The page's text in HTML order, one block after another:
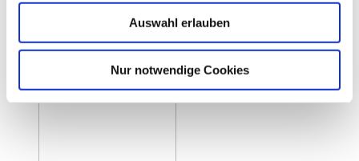
Auswahl erlauben
Nur notwendige Cookies